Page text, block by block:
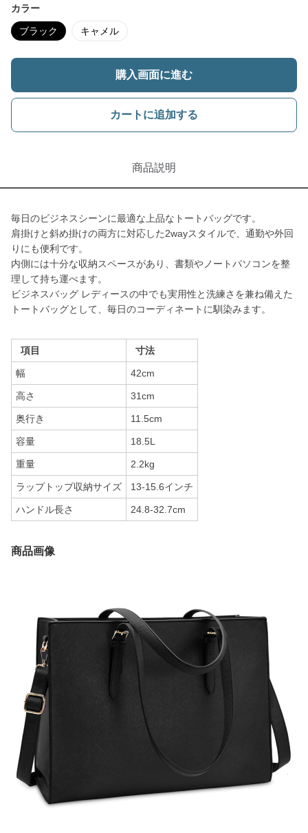
カラー
ブラック キャメル
購入画面に進む
カートに追加する
商品説明
毎日のビジネスシーンに最適な上品なトートバッグです。
肩掛けと斜め掛けの両方に対応した2wayスタイルで、通勤や外回
りにも便利です。
内側には十分な収納スペースがあり、書類やノートパソコンを整
理して持ち運べます。
ビジネスバッグ レディースの中でも実用性と洗練さを兼ね備えた
トートバッグとして、毎日のコーディネートに馴染みます。
項目 寸法
幅 42cm
高さ 31cm
奥行き 11.5cm
容量 18.5L
重量 2.2kg
ラップトップ収納サイズ 13-15.6インチ
ハンドル長さ 24.8-32.7cm
商品画像